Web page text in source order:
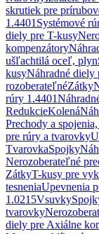
skrutiek pre
1.4401 Systémové
diely pre T-kusy
kompenzátory
ušľachtilá oceľ, plyn
kusyNáhradné diely
rozoberateľnéZátky
rúry 1.4401
RedukcieKolená
Prechody a
pre rúry a tvarovky
TvarovkaSpojky
Nerozoberateľné
ZátkyT-kusy pre
tesneniaUpevnenia
1.0215Vsuvky
tvarovky
diely pre Axiálne